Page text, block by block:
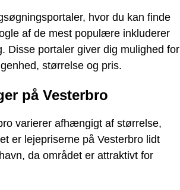
hvor du kan finde
af de mest populære inkluderer
Disse portaler giver dig mulighed for
størrelse og pris.
på Vesterbro
varierer afhængigt af størrelse,
er lejepriserne på Vesterbro lidt
da området er attraktivt for